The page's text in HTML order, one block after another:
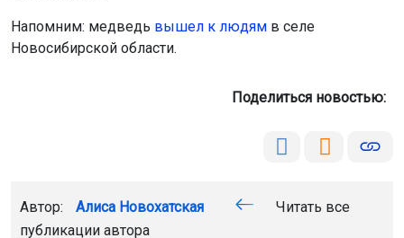
Напомним: медведь вышел к людям в селе
Новосибирской области.
Поделиться новостью:
Автор: Алиса Новохатская
Читать все
публикации автора